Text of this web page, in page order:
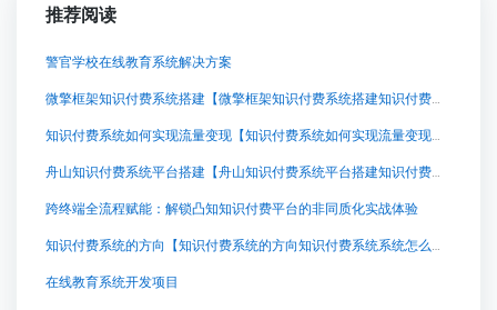
推荐阅读
警官学校在线教育系统解决方案
微擎框架知识付费系统搭建【微擎框架知识付费系统搭建知识付费系统系统怎么制作，知识付费系统搭建使用教程】
知识付费系统如何实现流量变现【知识付费系统如何实现流量变现知识付费系统系统怎么制作，知识付费系统搭建使用教程】
舟山知识付费系统平台搭建【舟山知识付费系统平台搭建知识付费系统系统怎么制作，知识付费系统搭建使用教程】
跨终端全流程赋能：解锁凸知知识付费平台的非同质化实战体验
知识付费系统的方向【知识付费系统的方向知识付费系统系统怎么制作，知识付费系统搭建使用教程】
在线教育系统开发项目